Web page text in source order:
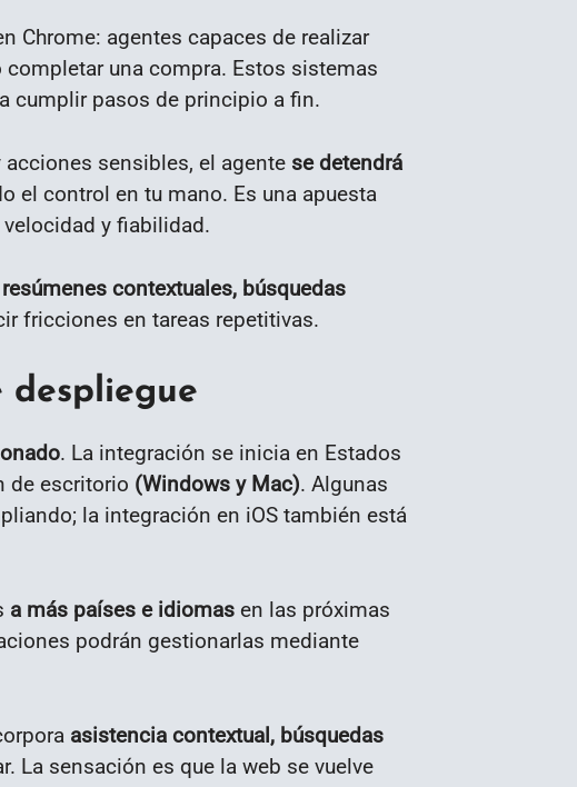
Chrome: agentes capaces de realizar
una compra. Estos sistemas
cumplir pasos de principio a fin.
sensibles, el agente se detendrá
el control en tu mano. Es una apuesta
y fiabilidad.
resúmenes contextuales, búsquedas
fricciones en tareas repetitivas.
despliegue
. La integración se inicia en Estados
de escritorio (Windows y Mac). Algunas
la integración en iOS también está
a más países e idiomas en las próximas
podrán gestionarlas mediante
asistencia contextual, búsquedas
La sensación es que la web se vuelve